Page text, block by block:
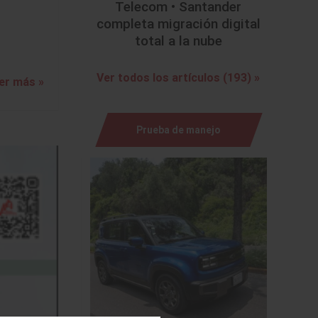
más »
Telecom • Santander
completa migración digital
total a la nube
Ver todos los artículos (193) »
Prueba de manejo